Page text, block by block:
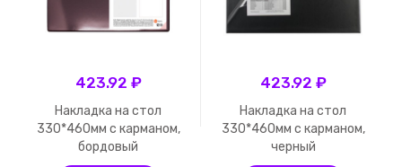
423.92 ₽
Накладка на стол
330*460мм с карманом,
бордовый
423.92 ₽
Накладка на стол
330*460мм с карманом,
черный